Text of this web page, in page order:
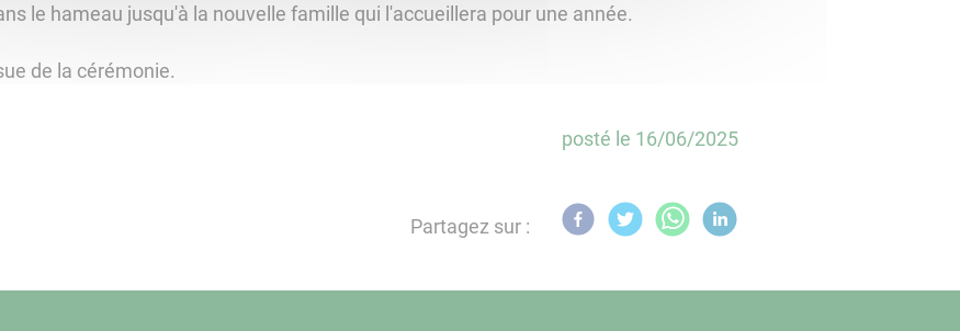
le hameau jusqu'à la nouvelle famille qui l'accueillera pour une année.
de la cérémonie.
posté le 16/06/2025
Partagez sur :